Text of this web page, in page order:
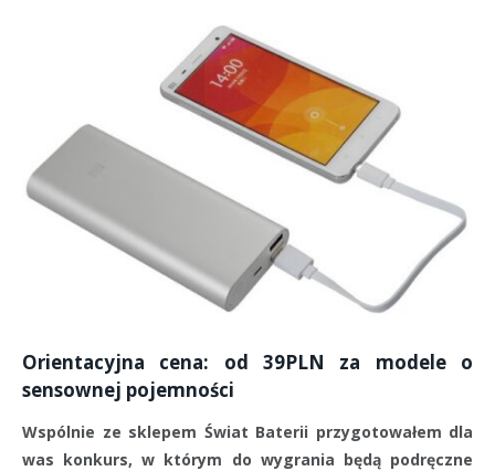
Orientacyjna cena: od 39PLN za modele o
sensownej pojemności
Wspólnie ze sklepem Świat Baterii przygotowałem dla
was konkurs, w którym do wygrania będą podręczne